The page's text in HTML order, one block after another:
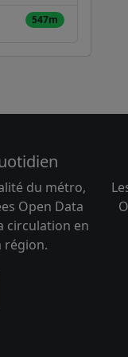
547m
du métro,
Open Data
circulation en
région.